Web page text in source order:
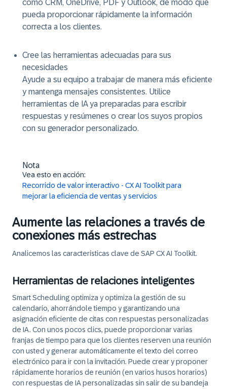
como CRM, OneDrive, PDF y Outlook, de modo que
pueda proporcionar rápidamente la información
correcta a los clientes.
Cree las herramientas adecuadas para sus
necesidades
Ayude a su equipo a trabajar de manera más eficiente
y mantenga mensajes consistentes. Utilice
herramientas de IA ya preparadas para escribir
respuestas y resúmenes o crear los suyos propios
con su generador personalizado.
Nota
Vea esto en acción:
Recorrido de valor interactivo - CX AI Toolkit para
mejorar la eficiencia de ventas y servicios
Aumente las relaciones a través de
conexiones más estrechas
Analicemos las características clave de SAP CX AI Toolkit.
Herramientas de relaciones inteligentes
Smart Schedulingoptimiza y optimiza la gestión de su
calendario, ahorrándole tiempo y garantizando una
asignación eficiente de citas con respuestas personalizadas
de IA. Con unos pocos clics, puede proporcionar varias
franjas de tiempo para que los clientes reserven una reunión
con usted y generar automáticamente el texto del correo
electrónico para ir con la invitación. Puede crear y proponer
rápidamente horarios de reunión (en varios husos horarios)
con respuestas de IA personalizadas sin salir de su bandeja